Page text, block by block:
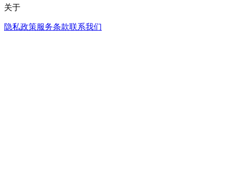
关于
隐私政策服务条款联系我们